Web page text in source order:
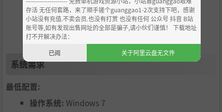
HeroQuest（桌游），Naheulbeuk（法国广播剧），Kaam
elott（法国知名剧集），Monthy python（英国剧集），电
系统需求
最低配置:
操作系统: Windows 7
存活 无任何套路，来了顺手搓个guanggao1-2次支持下吧，感谢
小站没有充值.不卖会员.也没有打赏 也没有任何 公众号 抖音 B站
账号等,如有发现出售网址的全部是骗子,请小伙们谨慎！ 下载地址
打不开解决办法：
已阅
关于阿里云盘无文件